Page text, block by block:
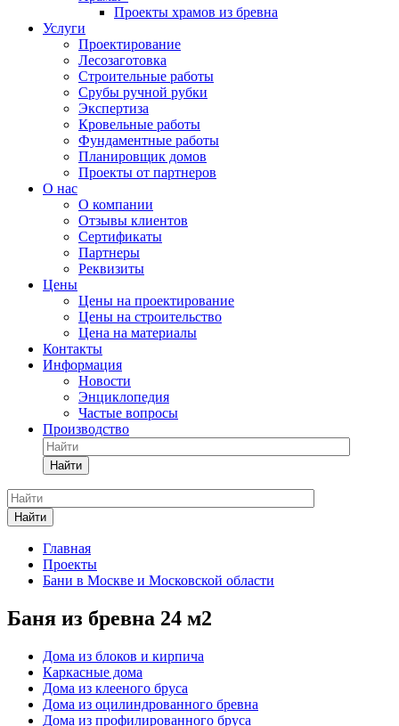
Проекты храмов из бревна
Услуги
Проектирование
Лесозаготовка
Строительные работы
Срубы ручной рубки
Экспертиза
Кровельные работы
Фундаментные работы
Планировщик домов
Проекты от партнеров
О нас
О компании
Отзывы клиентов
Сертификаты
Партнеры
Реквизиты
Цены
Цены на проектирование
Цены на строительство
Цена на материалы
Контакты
Информация
Новости
Энциклопедия
Частые вопросы
Производство
Найти
Найти
Главная
Проекты
Бани в Москве и Московской области
Баня из бревна 24 м2
Дома из блоков и кирпича
Каркасные дома
Дома из клееного бруса
Дома из оцилиндрованного бревна
Дома из профилированного бруса